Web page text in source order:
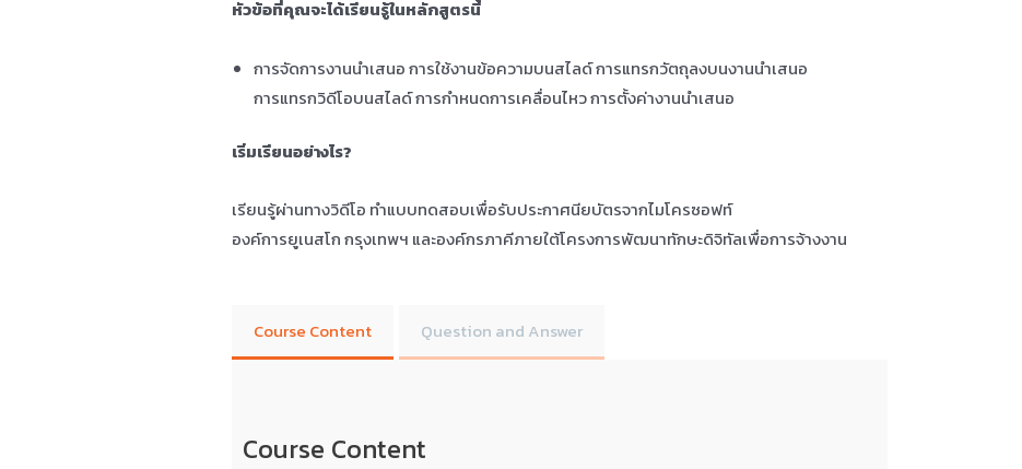
หัวข้อที่คุณจะได้เรียนรู้ในหลักสูตรนี้
การจัดการงานนำเสนอ การใช้งานข้อความบนสไลด์ การแทรกวัตถุลงบนงานนำเสนอ
การแทรกวิดีโอบนสไลด์ การกำหนดการเคลื่อนไหว การตั้งค่างานนำเสนอ
เริ่มเรียนอย่างไร?
เรียนรู้ผ่านทางวิดีโอ ทำแบบทดสอบเพื่อรับประกาศนียบัตรจากไมโครซอฟท์
องค์การยูเนสโก กรุงเทพฯ และองค์กรภาคีภายใต้โครงการพัฒนาทักษะดิจิทัลเพื่อการจ้างงาน
Course Content Question and Answer
Course Content